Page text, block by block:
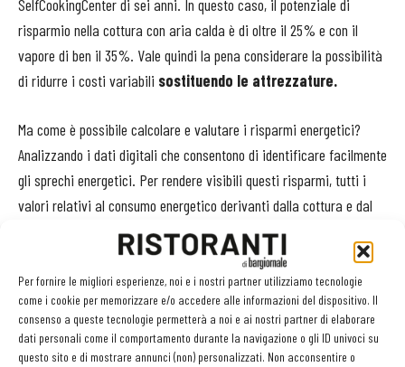
Per fornire le migliori esperienze, noi e i nostri partner utilizziamo tecnologie
come i cookie per memorizzare e/o accedere alle informazioni del dispositivo. Il
consenso a queste tecnologie permetterà a noi e ai nostri partner di elaborare
dati personali come il comportamento durante la navigazione o gli ID univoci su
questo sito e di mostrare annunci (non) personalizzati. Non acconsentire o
SelfCookingCenter di sei anni. In questo caso, il potenziale di
risparmio nella cottura con aria calda è di oltre il 25% e con il
vapore di ben il 35%. Vale quindi la pena considerare la possibilità
di ridurre i costi variabili sostituendo le attrezzature.
Ma come è possibile calcolare e valutare i risparmi energetici?
Analizzando i dati digitali che consentono di identificare facilmente
gli sprechi energetici. Per rendere visibili questi risparmi, tutti i
valori relativi al consumo energetico derivanti dalla cottura e dal
lavaggio delle attrezzature Rational possono essere visualizzati in
qualsiasi momento nel cockpit di ConnectedCooking, il sistema di
gestione digitale della cucina gratuito di Rational.
Sappiamo cheiCombi Pro si riscalda rapidamente ed è
subito pronto all’usoe inConnectedCooking è possibile